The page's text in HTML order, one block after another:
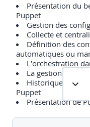
Présentation du
Puppet
Gestion des
Collecte et
Définition des
automatiques ou
L'orchestration
La gestion de
Historique de
Puppet
Présentation de